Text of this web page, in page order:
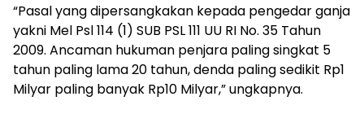
“Pasal yang dipersangkakan kepada pengedar ganja
yakni Mel Psl 114 (1) SUB PSL 111 UU RI No. 35 Tahun
2009. Ancaman hukuman penjara paling singkat 5
tahun paling lama 20 tahun, denda paling sedikit Rp1
Milyar paling banyak Rp10 Milyar,” ungkapnya.